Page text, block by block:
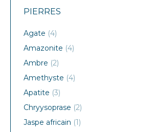
PIERRES
Agate (4)
Amazonite (4)
Ambre (2)
Amethyste (4)
Apatite (3)
Chryysoprase (2)
Jaspe africain (1)